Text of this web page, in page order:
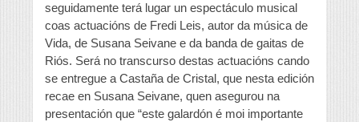
seguidamente terá lugar un espectáculo musical
coas actuacións de Fredi Leis, autor da música de
Vida, de Susana Seivane e da banda de gaitas de
Riós. Será no transcurso destas actuacións cando
se entregue a Castaña de Cristal, que nesta edición
recae en Susana Seivane, quen asegurou na
presentación que “este galardón é moi importante